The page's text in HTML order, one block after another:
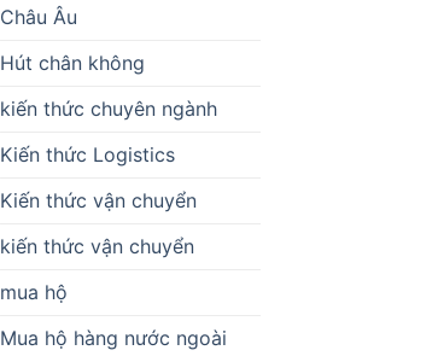
Châu Âu
Hút chân không
kiến thức chuyên ngành
Kiến thức Logistics
Kiến thức vận chuyển
kiến thức vận chuyển
mua hộ
Mua hộ hàng nước ngoài